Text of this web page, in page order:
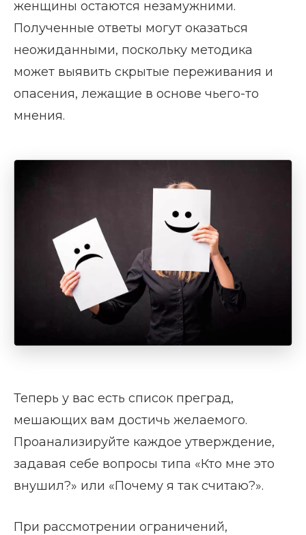
женщины остаются незамужними.
Полученные ответы могут оказаться
неожиданными, поскольку методика
может выявить скрытые переживания и
опасения, лежащие в основе чьего-то
мнения.
Теперь у вас есть список преград,
мешающих вам достичь желаемого.
Проанализируйте каждое утверждение,
задавая себе вопросы типа «Кто мне это
внушил?» или «Почему я так считаю?».
При рассмотрении ограничений,